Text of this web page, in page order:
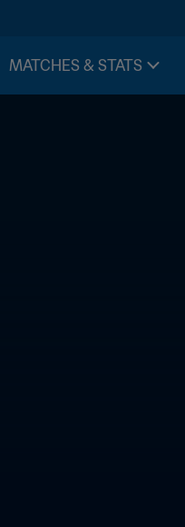
MATCHES & STATS